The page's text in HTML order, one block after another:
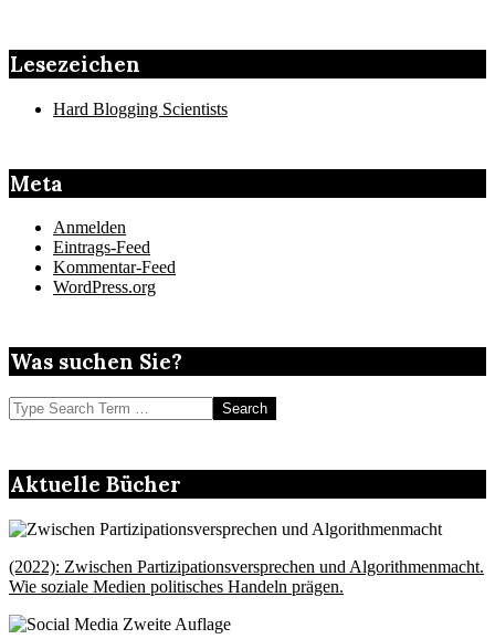
Lesezeichen
Hard Blogging Scientists
Meta
Anmelden
Eintrags-Feed
Kommentar-Feed
WordPress.org
Was suchen Sie?
Search
Aktuelle Bücher
(2022): Zwischen Partizipationsversprechen und Algorithmenmacht.
Wie soziale Medien politisches Handeln prägen.